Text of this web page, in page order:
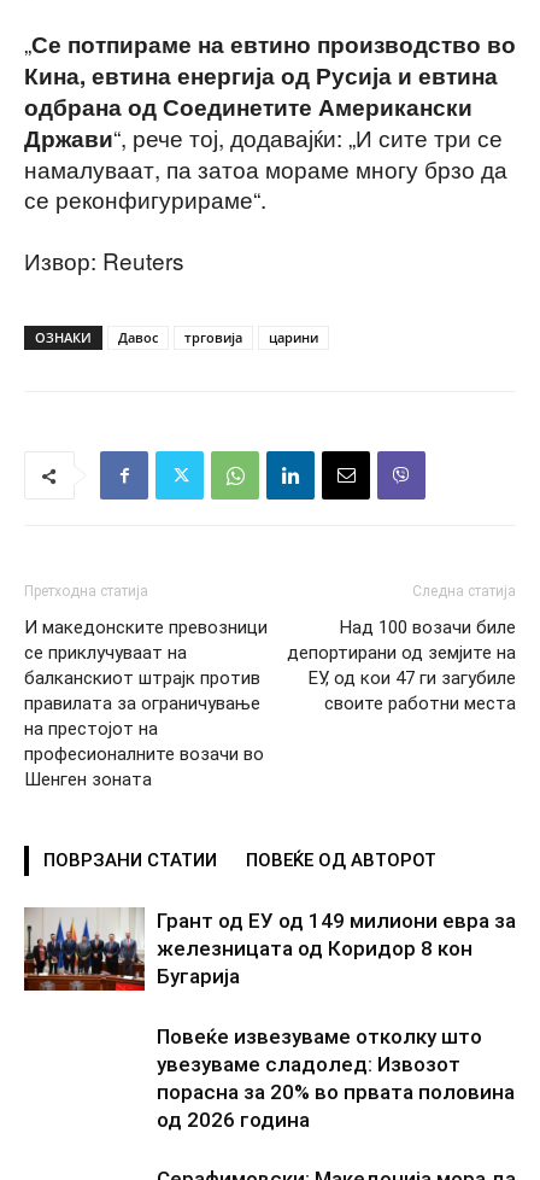
„Се потпираме на евтино производство во
Кина, евтина енергија од Русија и евтина
одбрана од Соединетите Американски
Држави“, рече тој, додавајќи: „И сите три се
намалуваат, па затоа мораме многу брзо да
се реконфигурираме“.
Извор: Reuters
ОЗНАКИ Давос трговија царини
Претходна статија
И македонските превозници
се приклучуваат на
балканскиот штрајк против
правилата за ограничување
на престојот на
професионалните возачи во
Шенген зоната
Следна статија
Над 100 возачи биле
депортирани од земјите на
ЕУ, од кои 47 ги загубиле
своите работни места
ПОВРЗАНИ СТАТИИ ПОВЕЌЕ ОД АВТОРОТ
Грант од ЕУ од 149 милиони евра за
железницата од Коридор 8 кон
Бугарија
Повеќе извезуваме отколку што
увезуваме сладолед: Извозот
порасна за 20% во првата половина
од 2026 година